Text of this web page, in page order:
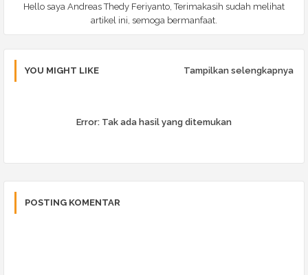
Hello saya Andreas Thedy Feriyanto, Terimakasih sudah melihat
artikel ini, semoga bermanfaat.
YOU MIGHT LIKE Tampilkan selengkapnya
Error: Tak ada hasil yang ditemukan
POSTING KOMENTAR